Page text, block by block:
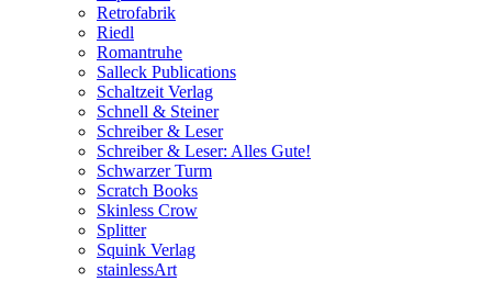
Retrofabrik
Riedl
Romantruhe
Salleck Publications
Schaltzeit Verlag
Schnell & Steiner
Schreiber & Leser
Schreiber & Leser: Alles Gute!
Schwarzer Turm
Scratch Books
Skinless Crow
Splitter
Squink Verlag
stainlessArt